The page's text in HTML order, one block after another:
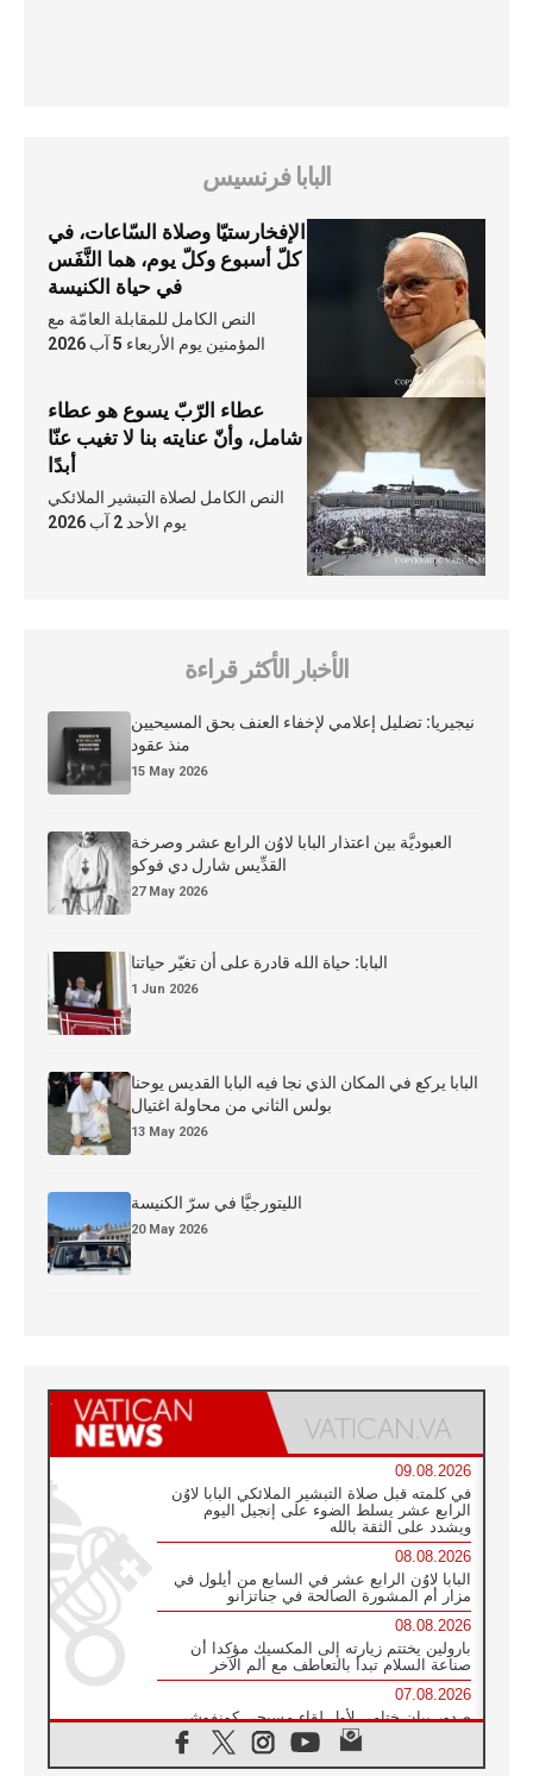
البابا فرنسيس
الإفخارستيّا وصلاة السّاعات، في
كلّ أسبوع وكلّ يوم، هما النَّفَس
في حياة الكنيسة
النص الكامل للمقابلة العامّة مع
المؤمنين يوم الأربعاء 5 آب 2026
عطاء الرّبّ يسوع هو عطاء
شامل، وأنّ عنايته بنا لا تغيب عنّا
أبدًا
النص الكامل لصلاة التبشير الملائكي
يوم الأحد 2 آب 2026
الأخبار الأكثر قراءة
نيجيريا: تضليل إعلامي لإخفاء العنف بحق المسيحيين
منذ عقود
15 May 2026
العبوديَّة بين اعتذار البابا لاوُن الرابع عشر وصرخة
القدِّيس شارل دي فوكو
27 May 2026
البابا: حياة الله قادرة على أن تغيّر حياتنا
1 Jun 2026
البابا يركع في المكان الذي نجا فيه البابا القديس يوحنا
بولس الثاني من محاولة اغتيال
13 May 2026
الليتورجيَّا في سرّ الكنيسة
20 May 2026
09.08.2026
في كلمته قبل صلاة التبشير الملائكي البابا لاوُن
الرابع عشر يسلط الضوء على إنجيل اليوم
ويشدد على الثقة بالله
08.08.2026
البابا لاوُن الرابع عشر في السابع من أيلول في
مزار أم المشورة الصالحة في جناتزانو
08.08.2026
بارولين يختتم زيارته إلى المكسيك مؤكدا أن
صناعة السلام تبدأ بالتعاطف مع ألم الآخر
07.08.2026
صدور بيان ختامي لأول لقاء مسيحي كونفوشي
بمشاركة الدائرة الفاتيكانية للحوار بين الأديان
07.08.2026